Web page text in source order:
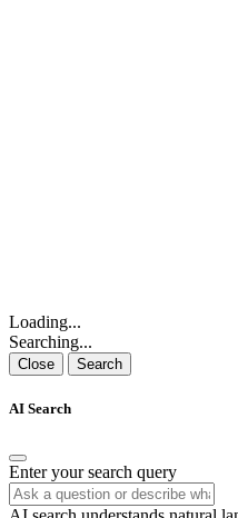
Loading...
Searching...
Close Search
AI Search
Enter your search query